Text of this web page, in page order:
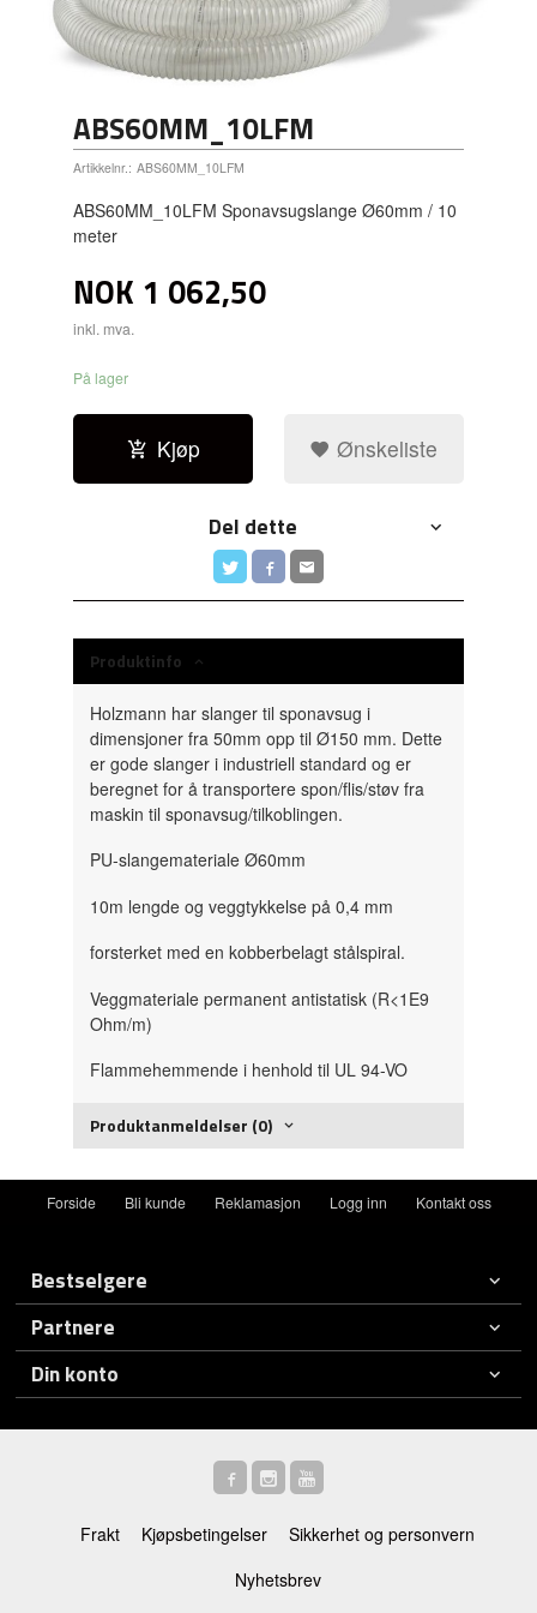
ABS60MM_10LFM
Artikkelnr.: ABS60MM_10LFM
ABS60MM_10LFM Sponavsugslange Ø60mm / 10
meter
NOK 1 062,50
inkl. mva.
På lager
Kjøp Ønskeliste
Del dette
Produktinfo
Holzmann har slanger til sponavsug i
dimensjoner fra 50mm opp til Ø150 mm. Dette
er gode slanger i industriell standard og er
beregnet for å transportere spon/flis/støv fra
maskin til sponavsug/tilkoblingen.
PU-slangemateriale Ø60mm
10m lengde og veggtykkelse på 0,4 mm
forsterket med en kobberbelagt stålspiral.
Veggmateriale permanent antistatisk (R<1E9
Ohm/m)
Flammehemmende i henhold til UL 94-VO
Produktanmeldelser (0)
Forside Bli kunde Reklamasjon Logg inn Kontakt oss
Bestselgere
Partnere
Din konto
Frakt Kjøpsbetingelser
Sikkerhet og personvern
Nyhetsbrev